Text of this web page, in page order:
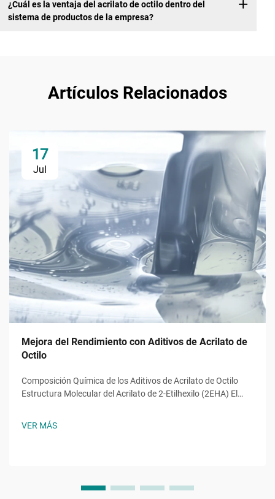
¿Cuál es la ventaja del acrilato de octilo dentro del
sistema de productos de la empresa?
Artículos Relacionados
17
Jul
Mejora del Rendimiento con Aditivos de Acrilato de
Octilo
Composición Química de los Aditivos de Acrilato de Octilo
Estructura Molecular del Acrilato de 2-Etilhexilo (2EHA) El
ramificada que da lugar a un polímero flexible y también es
VER MÁS